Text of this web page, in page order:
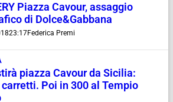
Piazza Cavour, assaggio
di Dolce&Gabbana
23:17Federica Premi
piazza Cavour da Sicilia:
Poi in 300 al Tempio